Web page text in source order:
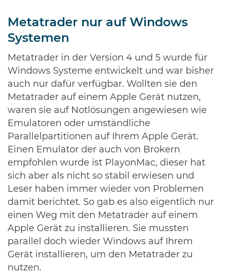
Metatrader nur auf Windows
Systemen
Metatrader in der Version 4 und 5 wurde für
Windows Systeme entwickelt und war bisher
auch nur dafür verfügbar. Wollten sie den
Metatrader auf einem Apple Gerät nutzen,
waren sie auf Notlösungen angewiesen wie
Emulatoren oder umständliche
Parallelpartitionen auf Ihrem Apple Gerät.
Einen Emulator der auch von Brokern
empfohlen wurde ist PlayonMac, dieser hat
sich aber als nicht so stabil erwiesen und
Leser haben immer wieder von Problemen
damit berichtet. So gab es also eigentlich nur
einen Weg mit den Metatrader auf einem
Apple Gerät zu installieren. Sie mussten
parallel doch wieder Windows auf Ihrem
Gerät installieren, um den Metatrader zu
nutzen.